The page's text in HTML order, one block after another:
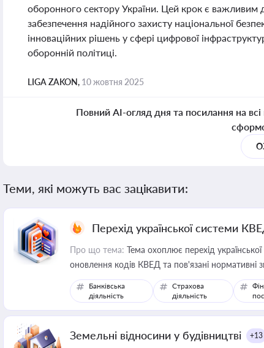
оборонного сектору України. Цей крок є важливим
забезпечення надійного захисту національної
інноваційних рішень у сфері цифрової
оборонній політиці.
LIGA ZAKON, 10 жовтня 2025
Повний AI-огляд дня та посилання на всі
Теми, які можуть вас зацікавити:
Перехід української системи
Про що тема: Тема охоплює перехід
оновлення кодів КВЕД та пов'язані нормативні
Банківська
діяльність
Страхова
діяльність
Земельні відносини у будівництві +13